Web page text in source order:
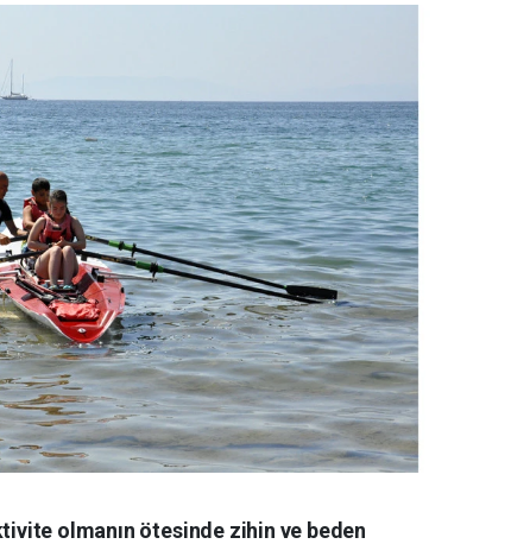
olmanın ötesinde zihin ve beden